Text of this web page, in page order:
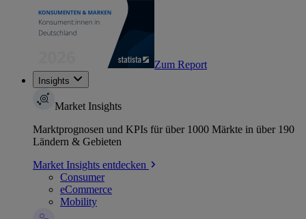
Zum Report
Insights
Market Insights
Marktprognosen und KPIs für über 1000 Märkte in über 190
Ländern & Gebieten
Market Insights entdecken
Consumer
eCommerce
Mobility